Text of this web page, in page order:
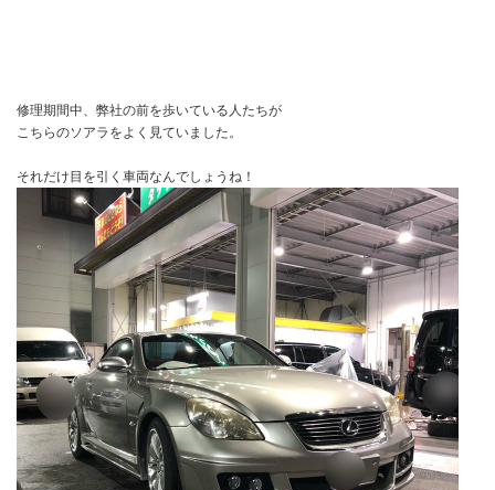
修理期間中、弊社の前を歩いている人たちが
こちらのソアラをよく見ていました。
それだけ目を引く車両なんでしょうね！